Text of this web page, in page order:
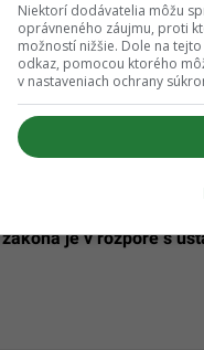
novelu zákona
Rozhodnutie ústavného
je v rozpore s
Niektorí dodávatelia môžu
oprávneného záujmu, proti
možností nižšie. Dole na
odkaz, pomocou ktorého
v nastaveniach ochrany